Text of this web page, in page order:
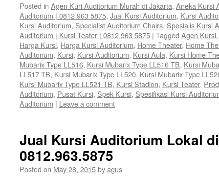
Posted in Agen Kuri Auditorium Murah di Jakarta, Aneka Kursi
Auditorium | 0812 963 5875, Jual Kursi Auditorium, Kursi
Kursi Auditorium, Specialist Auditorium Chairs, Spesialis Kursi
Auditorium | Kursi Teater | 0812 963 5875 | Tagged Agen Kursi
Harga Kursi, Harga Kursi Auditorium, Home Theater, Home
Auditorium, Kursi, Kursi Auditorium, Kursi Aula, Kursi Home
Mubarix Type LL516, Kursi Mubarix Type LL516 TB, Kursi
LL517 TB, Kursi Mubarix Type LL520, Kursi Mubarix Type
Kursi Mubarix Type LL521 TB, Kursi Stadion, Kursi Teater,
Auditorium, Pusat Kursi, Spek Kursi, Spesifikasi Kursi
Auditorium | Leave a comment
Jual Kursi Auditorium Lokal
0812.963.5875
Posted on May 28, 2015byagus